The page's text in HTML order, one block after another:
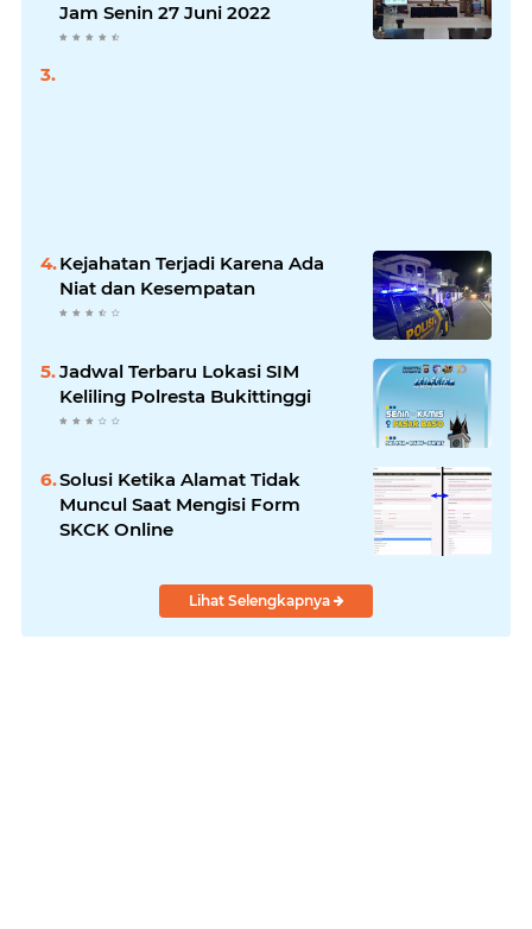
Jam Senin 27 Juni 2022
Kejahatan Terjadi Karena Ada
Niat dan Kesempatan
Jadwal Terbaru Lokasi SIM
Keliling Polresta Bukittinggi
Solusi Ketika Alamat Tidak
Muncul Saat Mengisi Form
SKCK Online
Lihat Selengkapnya